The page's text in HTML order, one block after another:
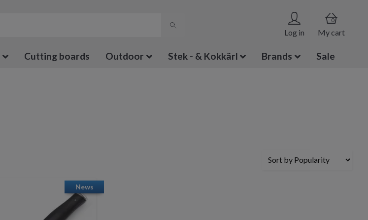
Log in
0
My cart
Cutting boards Outdoor Stek - & Kokkärl Brands Sale
News